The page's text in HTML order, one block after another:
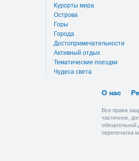
Курорты мира
Острова
Горы
Города
Достопримечательности
Активный отдых
Тематические поездки
Чудеса света
О нас
Все права
частичное,
обязательной
перепечатка